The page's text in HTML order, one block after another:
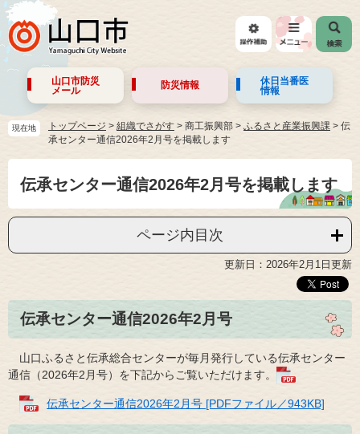
山口市防災
メール
防災情報
休日当番医
情報
現在地 トップページ > 組織でさがす > 商工振興部 > ふるさと産業振興課 > 伝
承センター通信2026年2月号を掲載します
伝承センター通信2026年2月号を掲載します
ページ内目次
更新日：2026年2月1日更新
伝承センター通信2026年2月号
山口ふるさと伝承総合センターが毎月発行している伝承センター
通信（2026年2月号）を下記からご覧いただけます。
伝承センター通信2026年2月号 [PDFファイル／943KB]